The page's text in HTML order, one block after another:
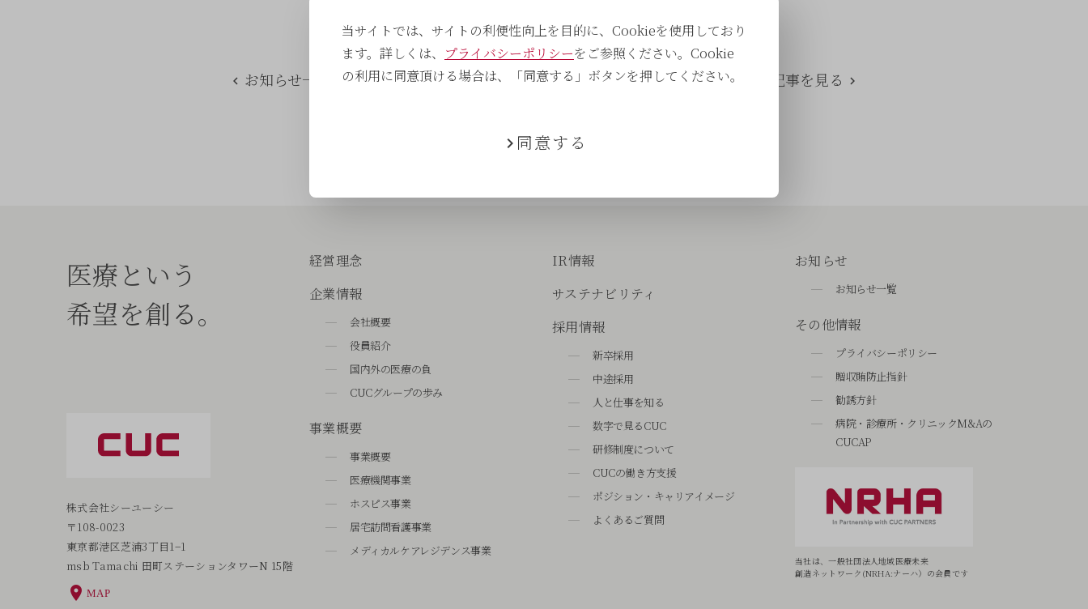
お知らせ一覧に戻る 次の記事を見る
医療という
希望を創る。
経営理念
企業情報
会社概要
役員紹介
国内外の医療の負
CUCグループの歩み
事業概要
事業概要
医療機関事業
ホスピス事業
居宅訪問看護事業
メディカルケアレジデンス事業
IR情報
サステナビリティ
採用情報
新卒採用
中途採用
人と仕事を知る
数字で見るCUC
研修制度について
CUCの働き方支援
ポジション・キャリアイメージ
よくあるご質問
お知らせ
お知らせ一覧
その他情報
プライバシーポリシー
贈収賄防止指針
勧誘方針
病院・診療所・クリニックM&Aの
CUCAP
当社は、一般社団法人地域医療未来
創造ネットワーク(NRHA:ナーハ）の会員です
株式会社シーユーシー
〒108-0023
東京都港区芝浦3丁目1−1
msb Tamachi 田町ステーションタワーN 15階
MAP
当サイトでは、サイトの利便性向上を目的に、Cookieを使用しており
ます。詳しくは、 プライバシーポリシーをご参照ください。Cookie
の利用に同意頂ける場合は、「同意する」ボタンを押してください。
同意する